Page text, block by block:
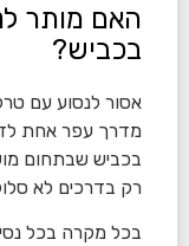
האם מותר
בכביש?
אסור לנסוע עם
מדרך עפר אחת
בכביש שבתחום
רק בדרכים לא
בכל מקרה בכל